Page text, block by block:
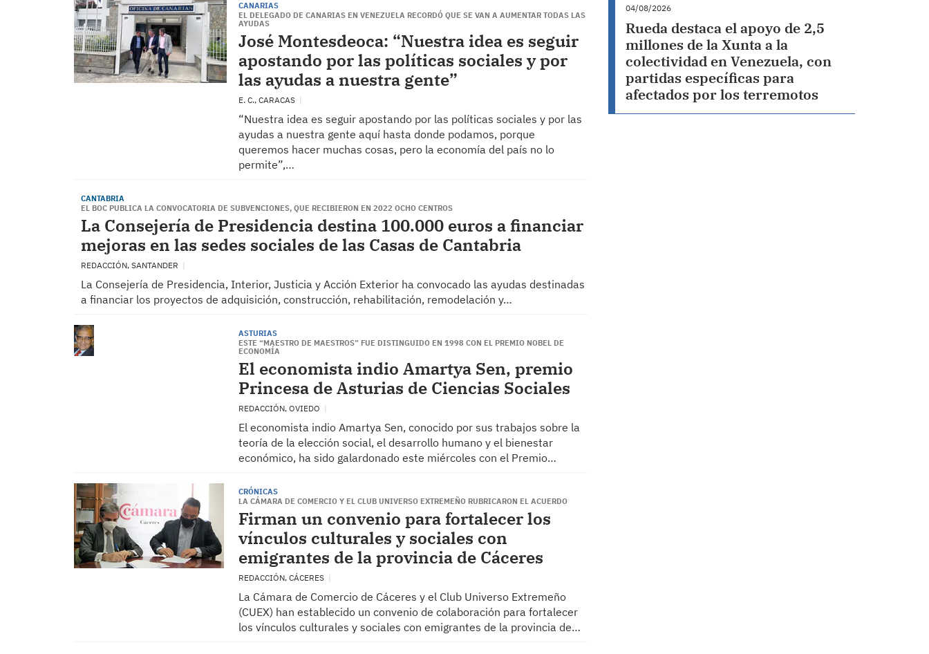
CANARIAS
EL DELEGADO DE CANARIAS EN VENEZUELA RECORDÓ QUE SE VAN A AUMENTAR TODAS LAS
AYUDAS
José Montesdeoca: “Nuestra idea es seguir
apostando por las políticas sociales y por
las ayudas a nuestra gente”
E. C., CARACAS
“Nuestra idea es seguir apostando por las políticas sociales y por las
ayudas a nuestra gente aquí hasta donde podamos, porque
queremos hacer muchas cosas, pero la economía del país no lo
permite”,…
CANTABRIA
EL BOC PUBLICA LA CONVOCATORIA DE SUBVENCIONES, QUE RECIBIERON EN 2022 OCHO CENTROS
La Consejería de Presidencia destina 100.000 euros a financiar
mejoras en las sedes sociales de las Casas de Cantabria
REDACCIÓN, SANTANDER
La Consejería de Presidencia, Interior, Justicia y Acción Exterior ha convocado las ayudas destinadas
a financiar los proyectos de adquisición, construcción, rehabilitación, remodelación y…
ASTURIAS
ESTE “MAESTRO DE MAESTROS” FUE DISTINGUIDO EN 1998 CON EL PREMIO NOBEL DE
ECONOMÍA
El economista indio Amartya Sen, premio
Princesa de Asturias de Ciencias Sociales
REDACCIÓN, OVIEDO
El economista indio Amartya Sen, conocido por sus trabajos sobre la
teoría de la elección social, el desarrollo humano y el bienestar
económico, ha sido galardonado este miércoles con el Premio…
CRÓNICAS
LA CÁMARA DE COMERCIO Y EL CLUB UNIVERSO EXTREMEÑO RUBRICARON EL ACUERDO
Firman un convenio para fortalecer los
vínculos culturales y sociales con
emigrantes de la provincia de Cáceres
REDACCIÓN, CÁCERES
La Cámara de Comercio de Cáceres y el Club Universo Extremeño
(CUEX) han establecido un convenio de colaboración para fortalecer
los vínculos culturales y sociales con emigrantes de la provincia de…
04/08/2026
Rueda destaca el apoyo de 2,5
millones de la Xunta a la
colectividad en Venezuela, con
partidas específicas para
afectados por los terremotos